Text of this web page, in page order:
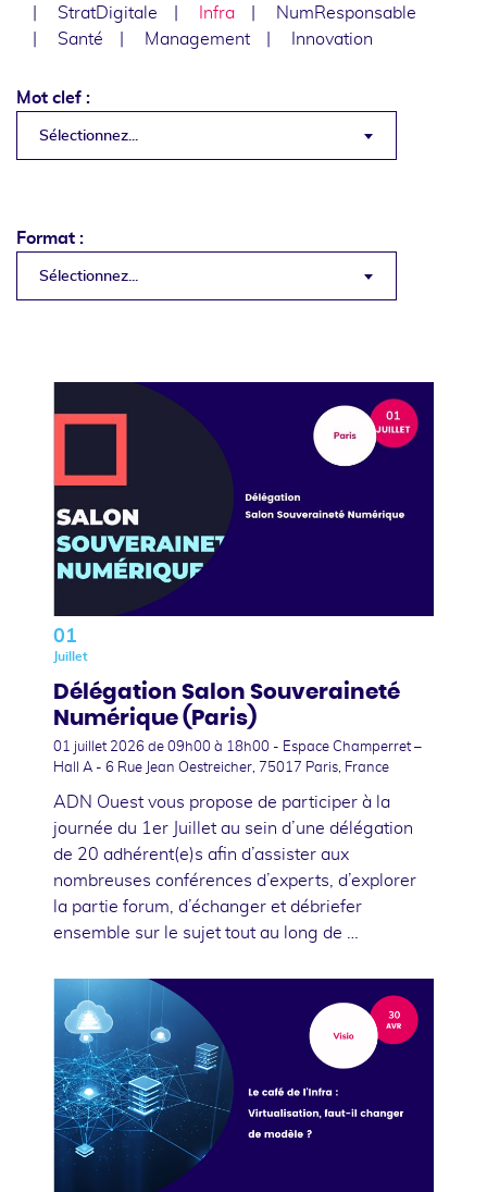
StratDigitale
Infra
NumResponsable
Santé
Management Innovation
Mot clef :
Sélectionnez...
Format :
Sélectionnez...
01
Juillet
Délégation Salon Souveraineté
Numérique (Paris)
01 juillet 2026 de 09h00 à 18h00 - Espace Champerret –
Hall A - 6 Rue Jean Oestreicher, 75017 Paris, France
ADN Ouest vous propose de participer à la
journée du 1er Juillet au sein d’une délégation
de 20 adhérent(e)s afin d’assister aux
nombreuses conférences d’experts, d’explorer
la partie forum, d’échanger et débriefer
ensemble sur le sujet tout au long de …